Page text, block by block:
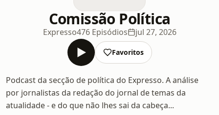
Comissão Política
Expresso476 Episódios jul 27, 2026
Favoritos
Podcast da secção de política do Expresso. A análise
por jornalistas da redação do jornal de temas da
atualidade - e do que não lhes sai da cabeça...